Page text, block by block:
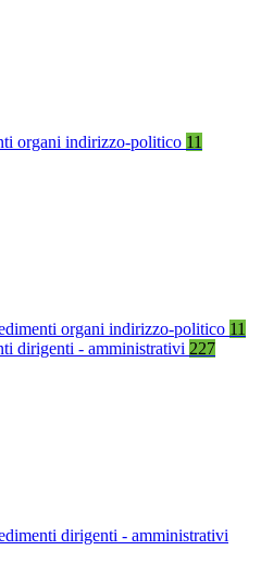
organi indirizzo-politico 11
organi indirizzo-politico 11
dirigenti - amministrativi 227
dirigenti - amministrativi